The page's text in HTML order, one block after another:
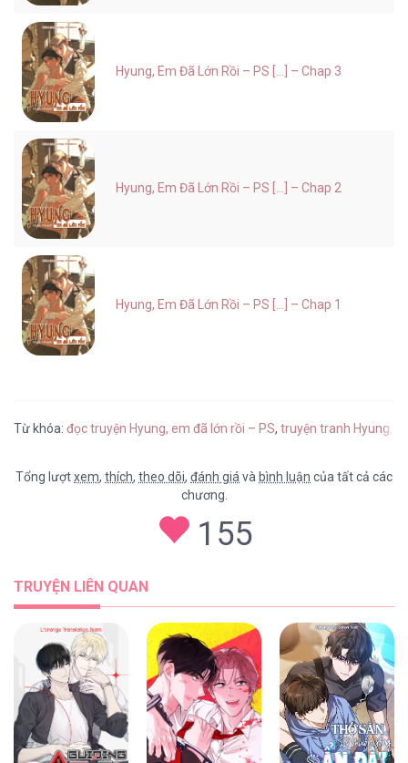
Hyung, Em Đã Lớn Rồi – PS [...] – Chap 3
Hyung, Em Đã Lớn Rồi – PS [...] – Chap 2
Hyung, Em Đã Lớn Rồi – PS [...] – Chap 1
Từ khóa: đọc truyện Hyung, em đã lớn rồi – PS, truyện tranh Hyung,
Tổng lượtxem, thích, theo dõi, đánh giá và bình luận của tất cả các
chương.
155
TRUYỆN LIÊN QUAN